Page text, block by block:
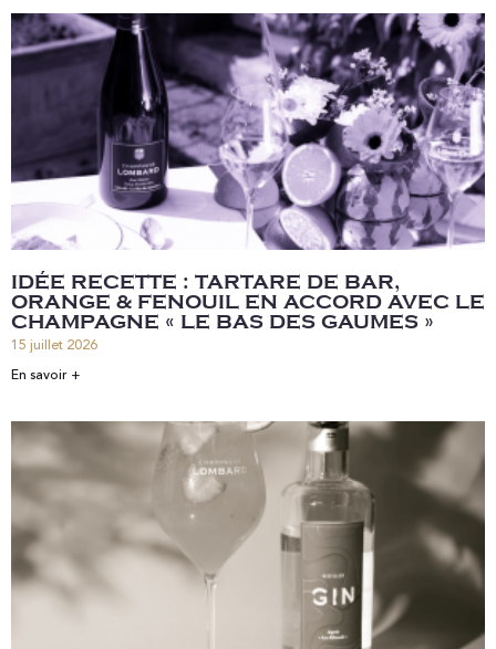
IDÉE RECETTE : TARTARE DE BAR,
ORANGE & FENOUIL EN ACCORD AVEC LE
CHAMPAGNE « LE BAS DES GAUMES »
15 juillet 2026
En savoir +